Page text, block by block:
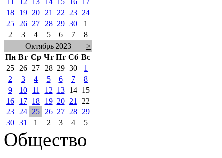
18
19 20 21 22 23
24
25
26 27 28 29 30
1
2
3 4 5 6 7
8
Октябрь 2023
>
Пн Вт Ср Чт Пт Сб Вс
25
26 27 28 29 30
1
2
3 4 5 6 7
8
9
10 11 12 13 14
15
16
17 18 19 20 21
22
23
24 25 26 27 28
29
30 31 1 2 3 4 5
Общество